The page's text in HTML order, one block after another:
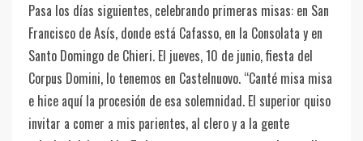
Pasa los días siguientes, celebrando primeras misas: en San
Francisco de Asís, donde está Cafasso, en la Consolata y en
Santo Domingo de Chieri. El jueves, 10 de junio, fiesta del
Corpus Domini, lo tenemos en Castelnuovo. “Canté misa misa
e hice aquí la procesión de esa solemnidad. El superior quiso
invitar a comer a mis parientes, al clero y a la gente